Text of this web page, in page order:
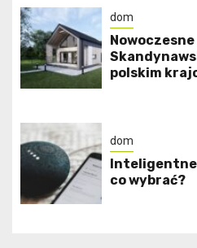
dom
polskim
dom
Inteligentne
co wybrać?